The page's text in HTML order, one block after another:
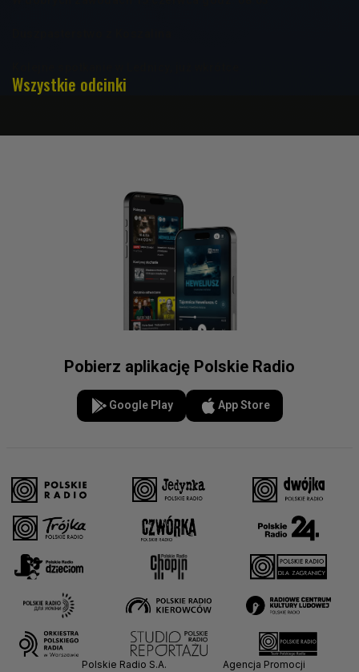
Wszystkie odcinki
Pobierz aplikację Polskie Radio
Google Play App Store
Polskie Radio S.A.
Agencja Promocji